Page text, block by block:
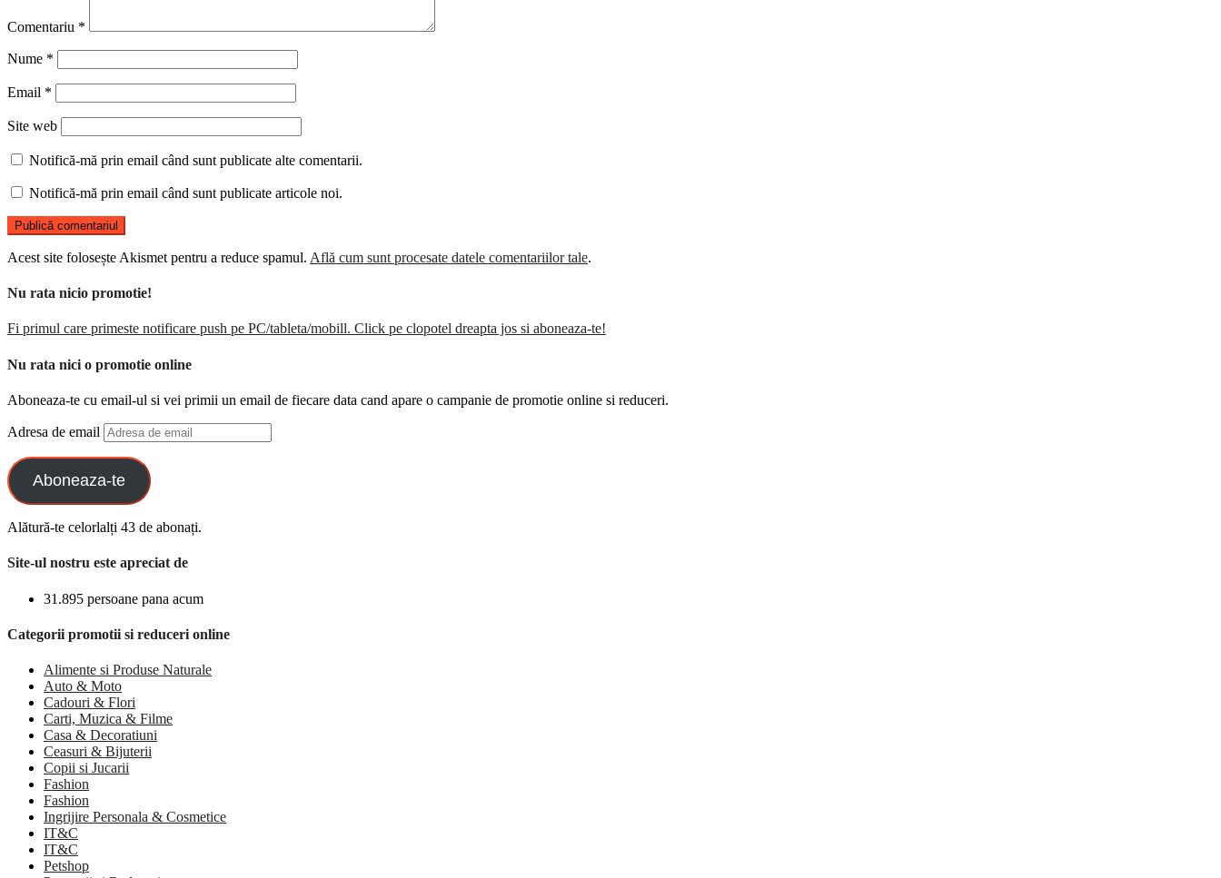
Comentariu *
Nume *
Email *
Site web
Notifică-mă prin email când sunt publicate alte comentarii.
Notifică-mă prin email când sunt publicate articole noi.
Acest site folosește Akismet pentru a reduce spamul. Află cum sunt procesate datele comentariilor tale.
Nu rata nicio promotie!
Fi primul care primeste notificare push pe PC/tableta/mobill. Click pe clopotel dreapta jos si aboneaza-te!
Nu rata nici o promotie online
Aboneaza-te cu email-ul si vei primii un email de fiecare data cand apare o campanie de promotie online si reduceri.
Adresa de email
Aboneaza-te
Alătură-te celorlalți 43 de abonați.
Site-ul nostru este apreciat de
31.895 persoane pana acum
Categorii promotii si reduceri online
Alimente si Produse Naturale
Auto & Moto
Cadouri & Flori
Carti, Muzica & Filme
Casa & Decoratiuni
Ceasuri & Bijuterii
Copii si Jucarii
Fashion
Fashion
Ingrijire Personala & Cosmetice
IT&C
IT&C
Petshop